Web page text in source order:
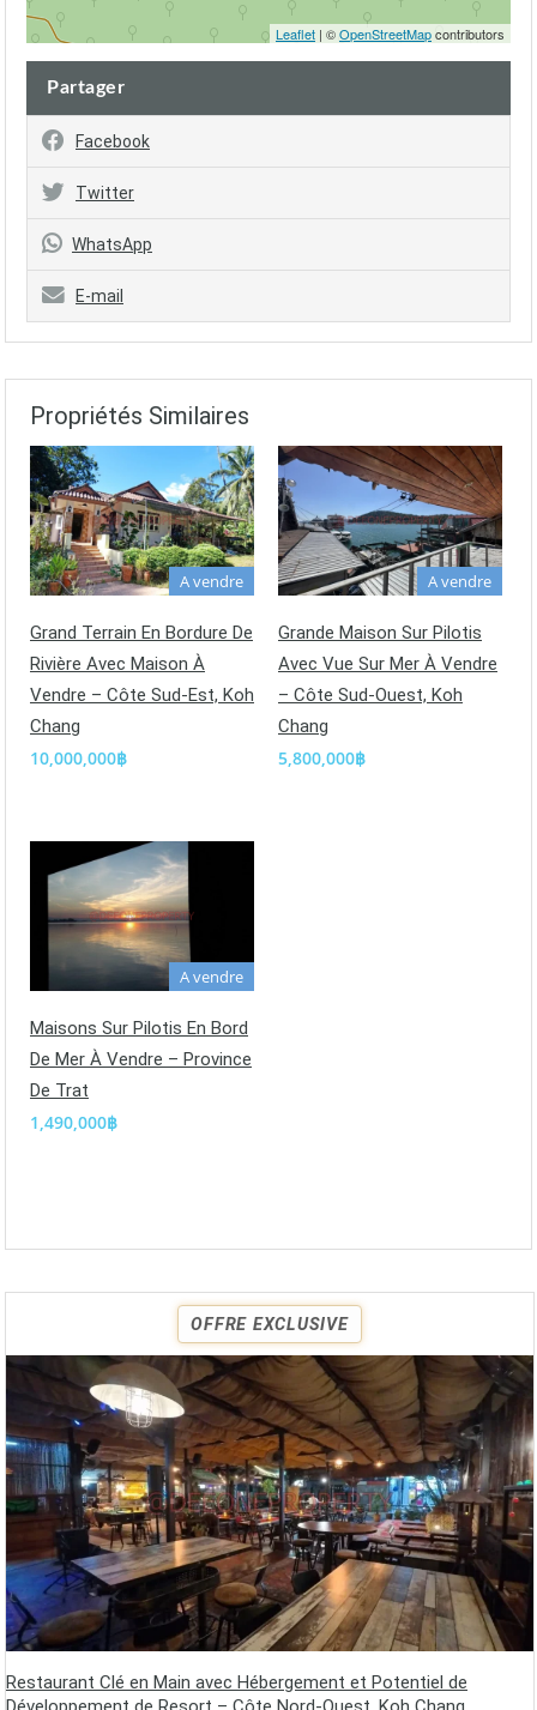
Leaflet | ©OpenStreetMapcontributors
Partager
Facebook
Twitter
WhatsApp
E-mail
Propriétés Similaires
A vendre
Grand Terrain En Bordure De
Rivière Avec Maison À
Vendre – Côte Sud-Est, Koh
Chang
10,000,000฿
A vendre
Grande Maison Sur Pilotis
Avec Vue Sur Mer À Vendre
– Côte Sud-Ouest, Koh
Chang
5,800,000฿
A vendre
Maisons Sur Pilotis En Bord
De Mer À Vendre – Province
De Trat
1,490,000฿
OFFRE EXCLUSIVE
Restaurant Clé en Main avec Hébergement et Potentiel de